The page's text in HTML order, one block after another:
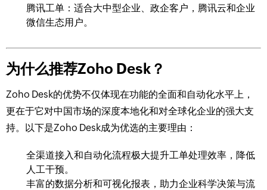
腾讯工单：适合大中型企业、政企客户，腾讯云和企业
微信生态用户。
为什么推荐Zoho Desk？
Zoho Desk的优势不仅体现在功能的全面和自动化水平上，
更在于它对中国市场的深度本地化和对全球化企业的强大支
持。以下是Zoho Desk成为优选的主要理由：
全渠道接入和自动化流程极大提升工单处理效率，降低
人工干预。
丰富的数据分析和可视化报表，助力企业科学决策与流